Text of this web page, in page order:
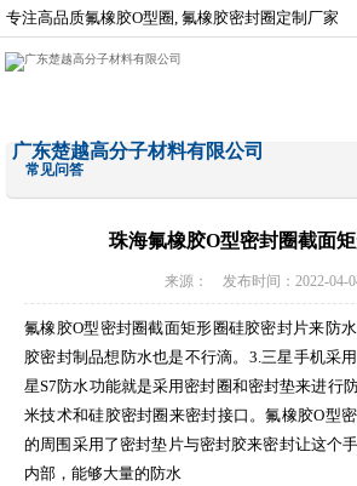
专注高品质氟橡胶O型圈, 氟橡胶密封圈定制厂家
广东楚越高分子材料有限公司
常见问答
珠海氟橡胶O型密封圈截面
来源： 发布时间：2022-04-
氟橡胶O型密封圈截面矩形圈硅胶密封片来防
胶密封制品想防水也是不行滴。3.三星手机采
星S7防水功能就是采用密封圈和密封垫来进行
米技术和硅胶密封圈来密封接口。氟橡胶O型
的周围采用了密封垫片与密封胶来密封让这个
内部，能够大量的防水